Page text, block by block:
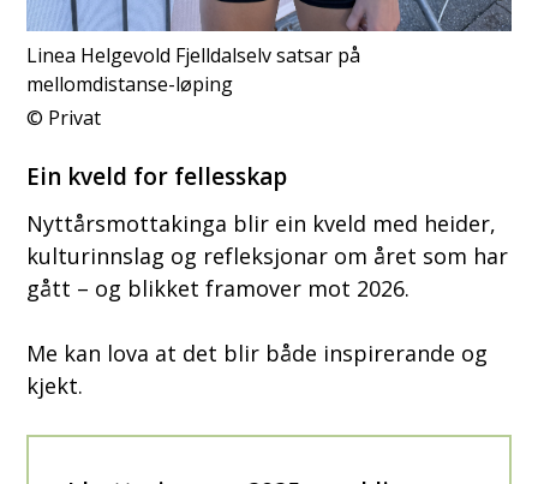
Linea Helgevold Fjelldalselv satsar på
mellomdistanse-løping
Privat
Ein kveld for fellesskap
Nyttårsmottakinga blir ein kveld med heider,
kulturinnslag og refleksjonar om året som har
gått – og blikket framover mot 2026.
Me kan lova at det blir både inspirerande og
kjekt.